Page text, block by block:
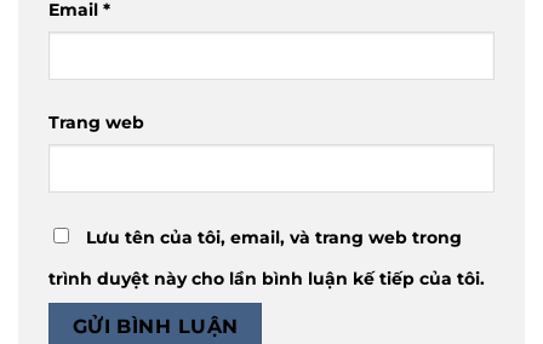
Email *
Trang web
Lưu tên của tôi, email, và trang web trong
trình duyệt này cho lần bình luận kế tiếp của tôi.